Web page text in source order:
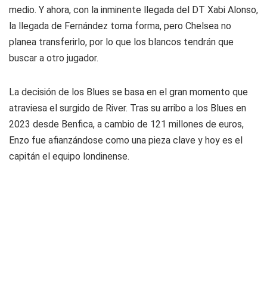
medio. Y ahora, con la inminente llegada del DT Xabi Alonso,
la llegada de Fernández toma forma, pero Chelsea no
planea transferirlo, por lo que los blancos tendrán que
buscar a otro jugador.
La decisión de los Blues se basa en el gran momento que
atraviesa el surgido de River. Tras su arribo a los Blues en
2023 desde Benfica, a cambio de 121 millones de euros,
Enzo fue afianzándose como una pieza clave y hoy es el
capitán el equipo londinense.